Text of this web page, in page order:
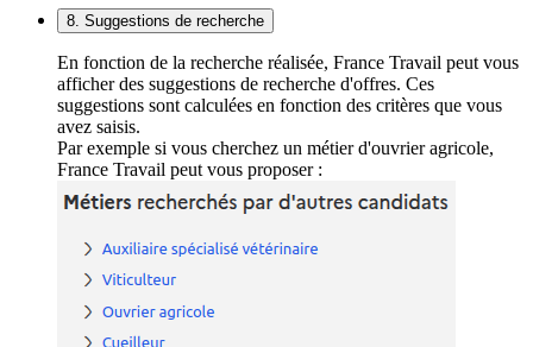
8. Suggestions de recherche
En fonction de la recherche réalisée, France Travail peut vous
afficher des suggestions de recherche d'offres. Ces
suggestions sont calculées en fonction des critères que vous
avez saisis.
Par exemple si vous cherchez un métier d'ouvrier agricole,
France Travail peut vous proposer :